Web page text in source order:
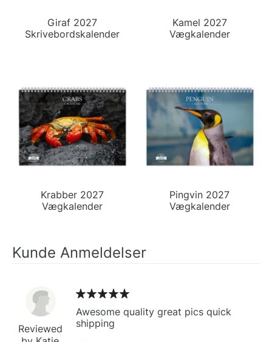
Giraf 2027
Skrivebordskalender
Kamel 2027
Vægkalender
Krabber 2027
Vægkalender
Pingvin 2027
Vægkalender
Kunde Anmeldelser
Reviewed
Awesome quality great pics quick
shipping